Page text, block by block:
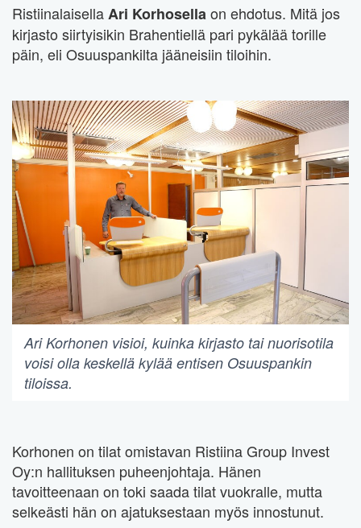
RistiinalaisellaAri Korhosellaon ehdotus. Mitä jos
kirjasto siirtyisikin Brahentiellä pari pykälää torille
päin, eli Osuuspankilta jääneisiin tiloihin.
Ari Korhonen visioi, kuinka kirjasto tai nuorisotila
voisi olla keskellä kylää entisen Osuuspankin
tiloissa.
Korhonen on tilat omistavan Ristiina Group Invest
Oy:n hallituksen puheenjohtaja. Hänen
tavoitteenaan on toki saada tilat vuokralle, mutta
selkeästi hän on ajatuksestaan myös innostunut.